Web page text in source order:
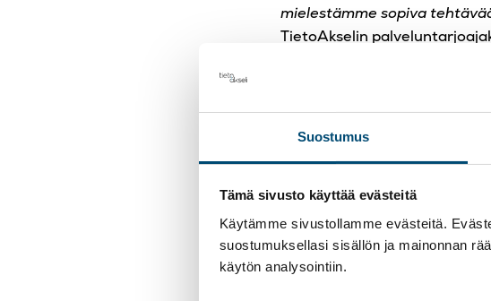
Suostumus
Tämä sivusto käyttää evästeitä
Käytämme sivustollamme evästeitä.
suostumuksellasi sisällön ja mainonnan
käytön analysointiin.
mielestämme sopiva
TietoAkselin
TietoAkselin asiantuntija
tarkastusta,
Yrityksen
Tampereen Raitiotie aloitti
jälkeen. Kun uusi